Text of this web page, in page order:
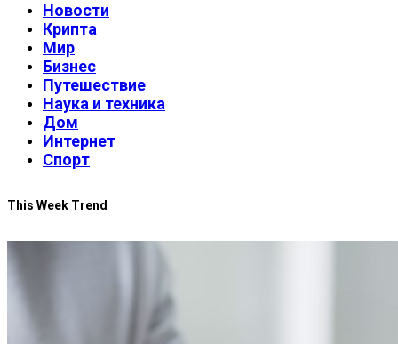
Новости
Крипта
Мир
Бизнес
Путешествие
Наука и техника
Дом
Интернет
Спорт
This Week Trend